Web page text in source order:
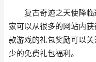
复古奇迹之天使降临
家可以从很多的网站内
款游戏的礼包奖励可以
少的免费礼包福利。